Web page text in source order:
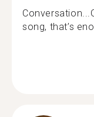
song, that’s